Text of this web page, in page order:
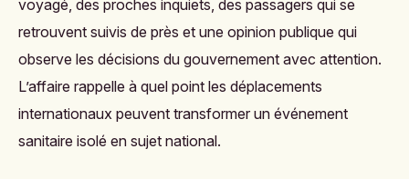
voyagé, des proches inquiets, des passagers qui se
retrouvent suivis de près et une opinion publique qui
observe les décisions du gouvernement avec attention.
L’affaire rappelle à quel point les déplacements
internationaux peuvent transformer un événement
sanitaire isolé en sujet national.